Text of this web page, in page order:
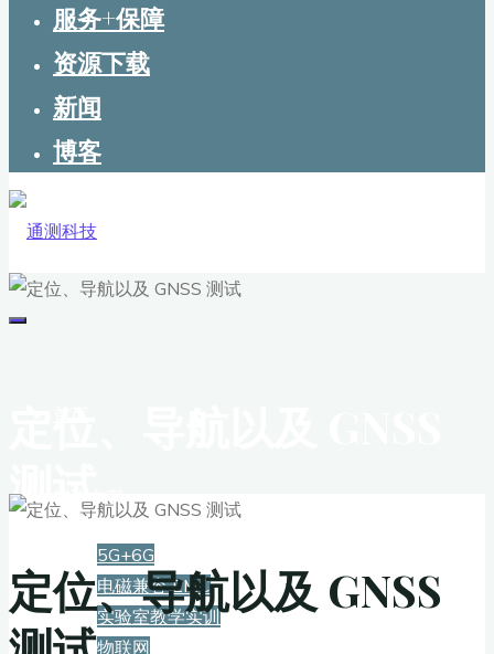
服务+保障
资源下载
新闻
博客
解决方案
5G+6G
电磁兼容 EMC
实验室教学实训
物联网
测试
定位、导航以及 GNSS